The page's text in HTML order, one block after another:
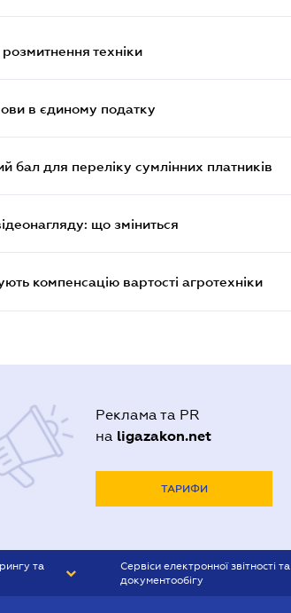
техніки
в єдиному податку
бал для переліку сумлінних платників
що зміниться
компенсацію вартості агротехніки
Реклама та PR
на ligazakon.net
ТАРИФИ
та
Сервіси електронної звітності та
документообігу